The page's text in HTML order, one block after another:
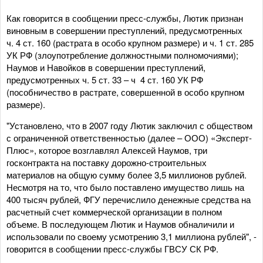
Как говорится в сообщении пресс-службы, Лютик признан
виновным в совершении преступлений, предусмотренных
ч. 4 ст. 160 (растрата в особо крупном размере) и ч. 1 ст. 285
УК РФ (злоупотребление должностными полномочиями);
Наумов и Навойков в совершении преступлений,
предусмотренных ч. 5 ст. 33 – ч 4 ст. 160 УК РФ
(пособничество в растрате, совершенной в особо крупном
размере).
"Установлено, что в 2007 году Лютик заключил с обществом
с ограниченной ответственностью (далее – ООО) «Эксперт-
Плюс», которое возглавлял Алексей Наумов, три
госконтракта на поставку дорожно-строительных
материалов на общую сумму более 3,5 миллионов рублей.
Несмотря на то, что было поставлено имущество лишь на
400 тысяч рублей, ФГУ перечислило денежные средства на
расчетный счет коммерческой организации в полном
объеме. В последующем Лютик и Наумов обналичили и
использовали по своему усмотрению 3,1 миллиона рублей", -
говорится в сообщении пресс-службы ГВСУ СК РФ.